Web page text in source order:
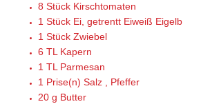
8 Stück Kirschtomaten
1 Stück Ei, getrentt Eiweiß Eigelb
1 Stück Zwiebel
6 TL Kapern
1 TL Parmesan
1 Prise(n) Salz , Pfeffer
20 g Butter